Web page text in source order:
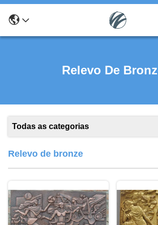
Relevo De
Todas as categorias
Relevo de bronze